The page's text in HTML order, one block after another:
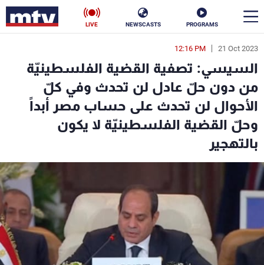
PROGRAMS
NEWSCASTS
LIVE
21 Oct 2023
12:16 PM
السيسي: تصفية القضية الفلسطينيّة
من دون حلّ عادل لن تحدث وفي كلّ
الأحوال لن تحدث على حساب مصر أبداً
وحلّ القضية الفلسطينيّة لا يكون
بالتهجير
en
الأخبار
سياسة ناس
إقتصاد فن
منوعات رياضة
كأس العالم
البرامج
جدول البرامج